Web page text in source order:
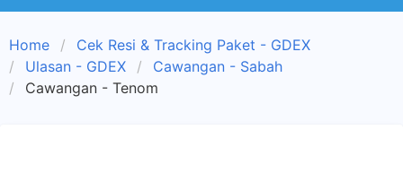
Home
Cek Resi & Tracking Paket - GDEX
Ulasan - GDEX
Cawangan - Sabah
Cawangan - Tenom